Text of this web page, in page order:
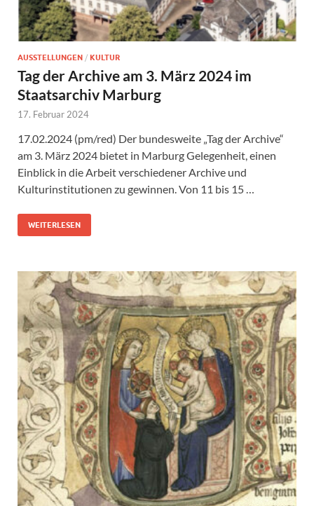
AUSSTELLUNGEN / KULTUR
Tag der Archive am 3. März 2024 im
Staatsarchiv Marburg
17. Februar 2024
17.02.2024 (pm/red) Der bundesweite „Tag der Archive“
am 3. März 2024 bietet in Marburg Gelegenheit, einen
Einblick in die Arbeit verschiedener Archive und
Kulturinstitutionen zu gewinnen. Von 11 bis 15 …
WEITERLESEN